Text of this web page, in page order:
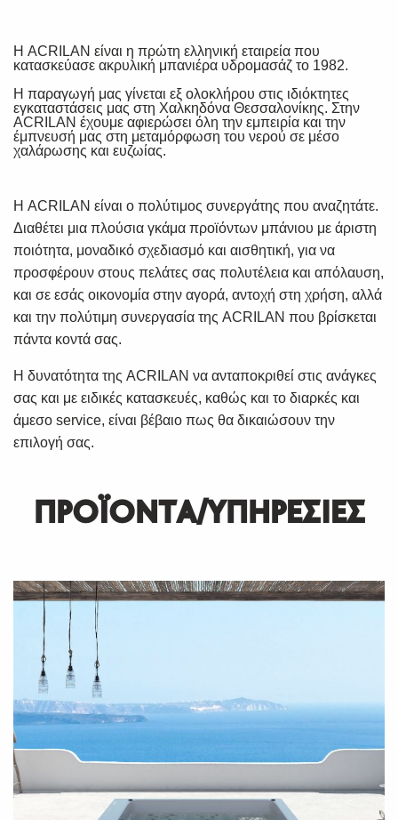
Η ACRILAN είναι η πρώτη ελληνική εταιρεία που
κατασκεύασε ακρυλική μπανιέρα υδρομασάζ το 1982.
Η παραγωγή μας γίνεται εξ ολοκλήρου στις ιδιόκτητες
εγκαταστάσεις μας στη Χαλκηδόνα Θεσσαλονίκης. Στην
ACRILAN έχουμε αφιερώσει όλη την εμπειρία και την
έμπνευσή μας στη μεταμόρφωση του νερού σε μέσο
χαλάρωσης και ευζωίας.
Η ACRILAN είναι ο πολύτιμος συνεργάτης που αναζητάτε.
Διαθέτει μια πλούσια γκάμα προϊόντων μπάνιου με άριστη
ποιότητα, μοναδικό σχεδιασμό και αισθητική, για να
προσφέρουν στους πελάτες σας πολυτέλεια και απόλαυση,
και σε εσάς οικονομία στην αγορά, αντοχή στη χρήση, αλλά
και την πολύτιμη συνεργασία της ACRILAN που βρίσκεται
πάντα κοντά σας.
Η δυνατότητα της ACRILAN να ανταποκριθεί στις ανάγκες
σας και με ειδικές κατασκευές, καθώς και το διαρκές και
άμεσο service, είναι βέβαιο πως θα δικαιώσουν την
επιλογή σας.
ΠΡΟΪΟΝΤΑ/ΥΠΗΡΕΣΙΕΣ